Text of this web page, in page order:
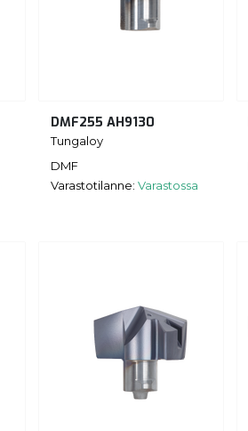
DMF255 AH9130
Tungaloy
DMF
Varastotilanne: Varastossa